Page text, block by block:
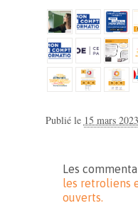
Publié le 15 mars 2023
Les
les retroliens
ouverts.